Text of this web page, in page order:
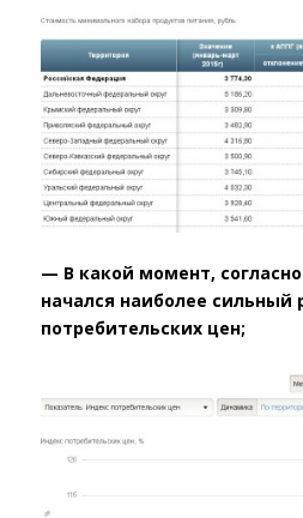
— В какой момент,
начался наиболее сильный
потребительских цен;